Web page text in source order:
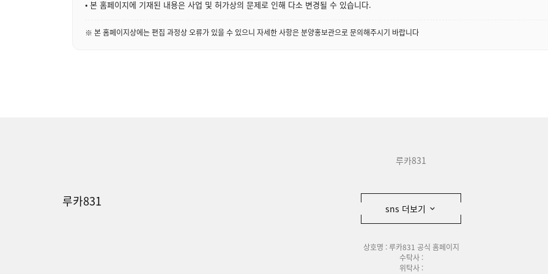
• 본 홈페이지에 기재된 내용은 사업 및 허가상의 문제로 인해 다소 변경될 수 있습니다.
※ 본 홈페이지상에는 편집 과정상 오류가 있을 수 있으니 자세한 사항은 분양홍보관으로 문의해주시기 바랍니다
루카831
루카831 sns 더보기
상호명 : 루카831 공식 홈페이지
수탁사 :
위탁사 :